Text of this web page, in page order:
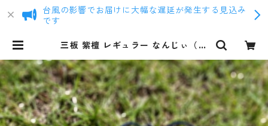
台風の影響でお届けに大幅な遅延が発生する見込み
です
三板 紫檀 レギュラー なんじぃ（エ
う商店